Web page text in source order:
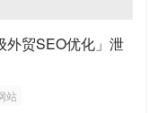
外贸SEO优化」泄
站